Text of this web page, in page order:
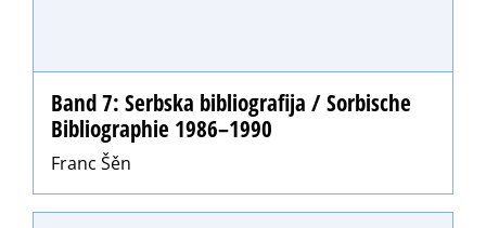
Band 7: Serbska bibliografija / Sorbische
Bibliographie 1986–1990
Franc Šěn